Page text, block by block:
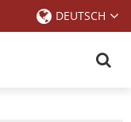
DEUTSCH